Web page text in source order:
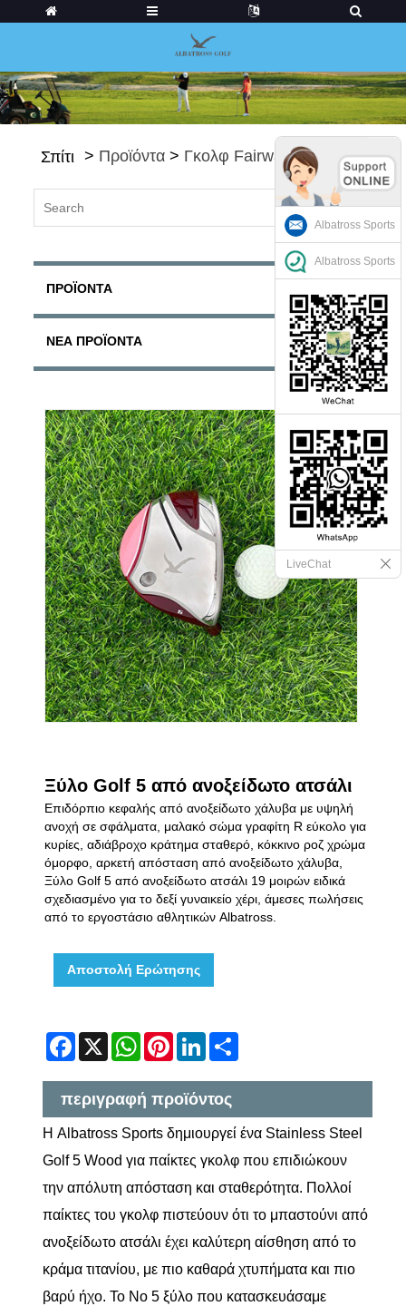
Σπίτι > Προϊόντα > Γκολφ Fairways
ΠΡΟΪΌΝΤΑ
ΝΈΑ ΠΡΟΪΌΝΤΑ
Ξύλο Golf 5 από ανοξείδωτο ατσάλι
Επιδόρπιο κεφαλής από ανοξείδωτο χάλυβα με υψηλή
ανοχή σε σφάλματα, μαλακό σώμα γραφίτη R εύκολο για
κυρίες, αδιάβροχο κράτημα σταθερό, κόκκινο ροζ χρώμα
όμορφο, αρκετή απόσταση από ανοξείδωτο χάλυβα,
Ξύλο Golf 5 από ανοξείδωτο ατσάλι 19 μοιρών ειδικά
σχεδιασμένο για το δεξί γυναικείο χέρι, άμεσες πωλήσεις
από το εργοστάσιο αθλητικών Albatross.
Αποστολή Ερώτησης
Facebook
X WhatsApp
Pinterest
LinkedIn
περιγραφή προϊόντος
Η Albatross Sports δημιουργεί ένα Stainless Steel
Golf 5 Wood για παίκτες γκολφ που επιδιώκουν
την απόλυτη απόσταση και σταθερότητα. Πολλοί
παίκτες του γκολφ πιστεύουν ότι το μπαστούνι από
ανοξείδωτο ατσάλι έχει καλύτερη αίσθηση από το
κράμα τιτανίου, με πιο καθαρά χτυπήματα και πιο
βαρύ ήχο. Το Νο 5 ξύλο που κατασκευάσαμε
Albatross Sports
Albatross Sports
LiveChat